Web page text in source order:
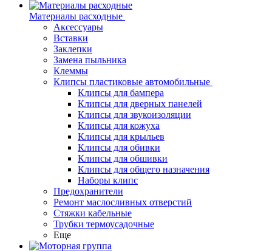
Материалы расходные
Аксессуары
Вставки
Заклепки
Замена пыльника
Клеммы
Клипсы пластиковые автомобильные
Клипсы для бампера
Клипсы для дверных панелей
Клипсы для звукоизоляции
Клипсы для кожуха
Клипсы для крыльев
Клипсы для обивки
Клипсы для обшивки
Клипсы для общего назначения
Наборы клипс
Предохранители
Ремонт маслосливных отверстий
Стяжки кабельные
Трубки термоусадочные
Еще